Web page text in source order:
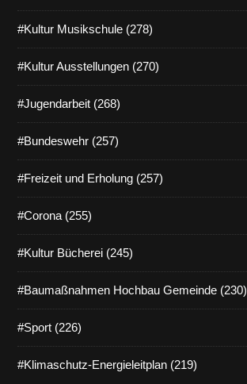
#Kultur Musikschule (278)
#Kultur Ausstellungen (270)
#Jugendarbeit (268)
#Bundeswehr (257)
#Freizeit und Erholung (257)
#Corona (255)
#Kultur Bücherei (245)
#Baumaßnahmen Hochbau Gemeinde (230)
#Sport (226)
#Klimaschutz-Energieleitplan (219)